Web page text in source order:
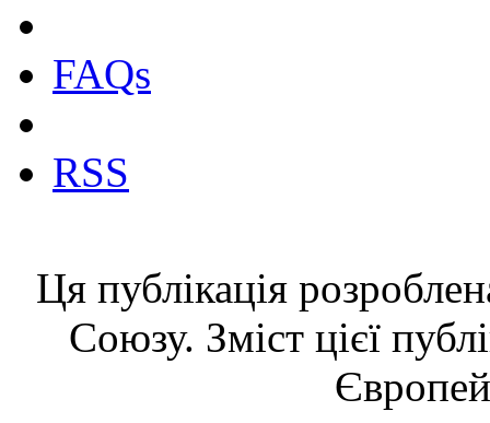
FAQs
RSS
Ця публікація
Союзу. Зміст цієї